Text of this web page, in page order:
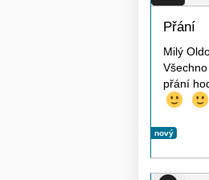
Přání
Milý
přání
nový